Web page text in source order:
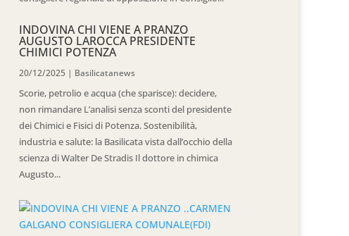
INDOVINA CHI VIENE A PRANZO
AUGUSTO LAROCCA PRESIDENTE
CHIMICI POTENZA
20/12/2025 | Basilicatanews
Scorie, petrolio e acqua (che sparisce): decidere,
non rimandare L’analisi senza sconti del presidente
dei Chimici e Fisici di Potenza. Sostenibilità,
industria e salute: la Basilicata vista dall’occhio della
scienza di Walter De Stradis Il dottore in chimica
Augusto...